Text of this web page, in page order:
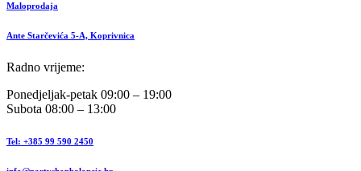
Maloprodaja
Ante Starčevića 5-A, Koprivnica
Radno vrijeme:
Ponedjeljak-petak 09:00 – 19:00
Subota 08:00 – 13:00
Tel: +385 99 590 2450